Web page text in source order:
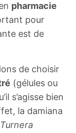
pharmacie
pour
est de
de choisir
(gélules ou
s’agisse bien
la damiana
Turnera